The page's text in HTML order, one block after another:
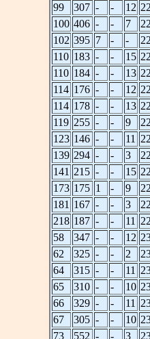
99
307 - - 12 22
100 406 - - 7 22
102 395 7 - - 22
110 183 - - 15 22
110 184 - - 13 22
114 176 - - 12 22
114 178 - - 13 22
119 255 - - 9 22
123 146 - - 11 22
139 294 - - 3 22
141 215 - - 15 22
173 175 1 - 9 22
181 167 - - 3 22
218 187 - - 11 22
58
347 - - 12
62
325 - - 2
64
315 - - 11
65
310 - - 10
66
329 - - 11
67
305 - - 10
73
552 - - 3